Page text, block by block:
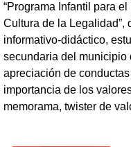
“Programa Infantil para
Cultura de la Legalidad”,
informativo-didáctico,
secundaria del municipio
apreciación de
importancia de los
memorama, twister de